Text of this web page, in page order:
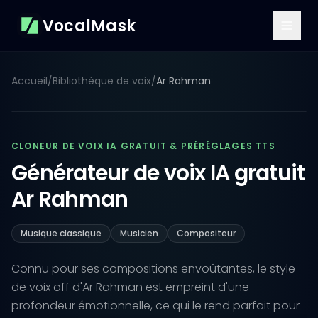
VocalMask
Accueil/Bibliothèque de voix/Ar Rahman
CLONEUR DE VOIX IA GRATUIT & PRÉRÉGLAGES TTS
Générateur de voix IA gratuit
Ar Rahman
Musique classique Musicien Compositeur
Connu pour ses compositions envoûtantes, le style
de voix off d'Ar Rahman est empreint d'une
profondeur émotionnelle, ce qui le rend parfait pour